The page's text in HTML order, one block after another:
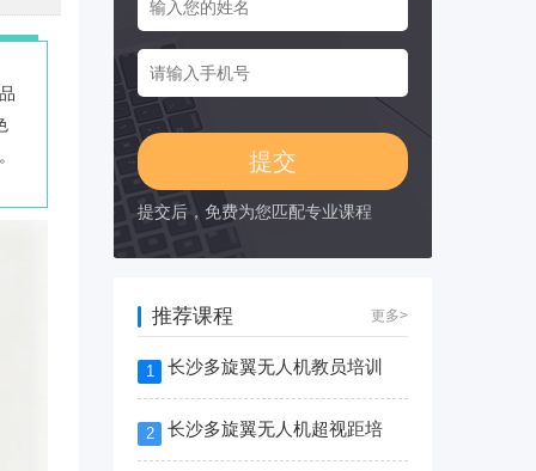
提交后，免费为您匹配专业课程
推荐课程 更多>
1 长沙多旋翼无人机教员培训
2 长沙多旋翼无人机超视距培